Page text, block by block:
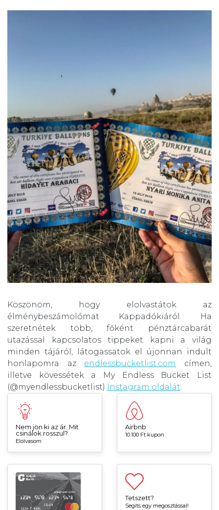
Köszönöm, hogy elolvastátok az
élménybeszámolómat Kappadókiáról. Ha
szeretnétek több, főként pénztárcabarát
utazással kapcsolatos tippeket kapni a világ
minden tájáról, látogassatok el újonnan indult
honlapomra az endlessbucketlist.com
címen,
illetve kövessétek a My Endless Bucket List
(@myendlessbucketlist)
Instagram oldalát.
Nem jön ki az ár. Mit
csinálok rosszul?
Elolvasom
Airbnb
10.100 Ft kupon
Tetszett?
Segíts egy megosztással!